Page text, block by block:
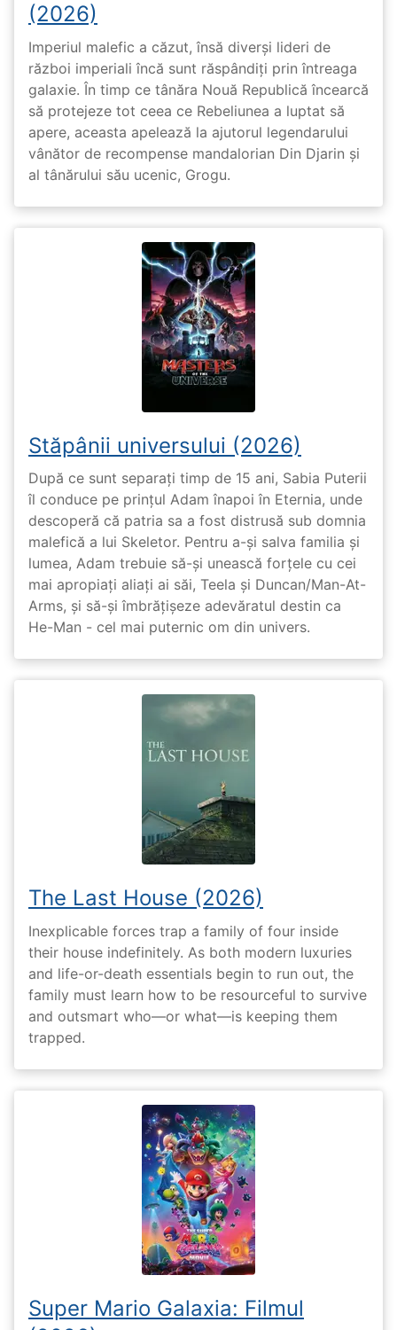
(2026)
Imperiul malefic a căzut, însă diverși lideri de
război imperiali încă sunt răspândiți prin întreaga
galaxie. În timp ce tânăra Nouă Republică încearcă
să protejeze tot ceea ce Rebeliunea a luptat să
apere, aceasta apelează la ajutorul legendarului
vânător de recompense mandalorian Din Djarin și
al tânărului său ucenic, Grogu.
Stăpânii universului (2026)
După ce sunt separați timp de 15 ani, Sabia Puterii
îl conduce pe prințul Adam înapoi în Eternia, unde
descoperă că patria sa a fost distrusă sub domnia
malefică a lui Skeletor. Pentru a-și salva familia și
lumea, Adam trebuie să-și unească forțele cu cei
mai apropiați aliați ai săi, Teela și Duncan/Man-At-
Arms, și să-și îmbrățișeze adevăratul destin ca
He-Man - cel mai puternic om din univers.
The Last House (2026)
Inexplicable forces trap a family of four inside
their house indefinitely. As both modern luxuries
and life-or-death essentials begin to run out, the
family must learn how to be resourceful to survive
and outsmart who—or what—is keeping them
trapped.
Super Mario Galaxia: Filmul